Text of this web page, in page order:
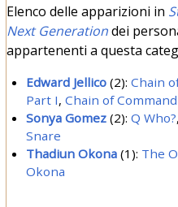
Elenco delle apparizioni in
Next Generationdei
appartenenti a questa
Edward Jellico (2):Chain
Part I,Chain of
Sonya Gomez (2):Q Who?
Snare
Thadiun Okona (1): The
Okona